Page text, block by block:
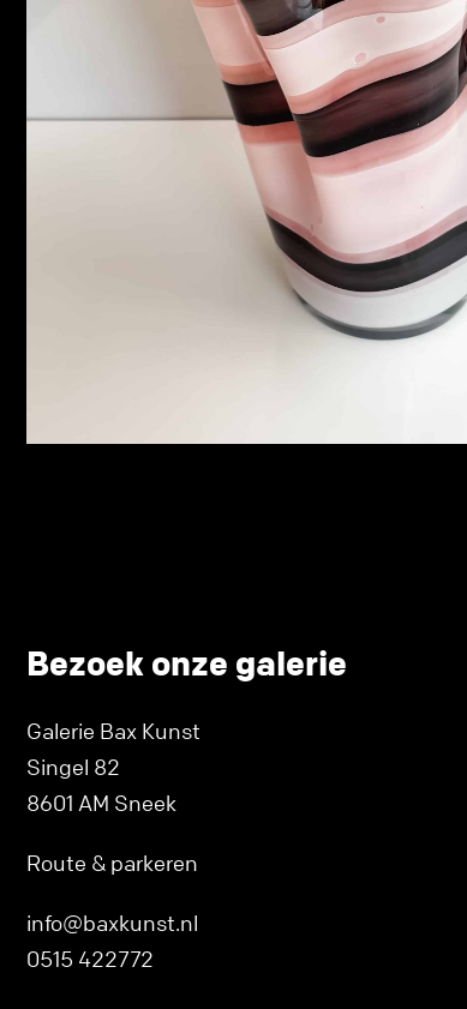
Bezoek onze galerie
Galerie Bax Kunst
Singel 82
8601 AM Sneek
Route & parkeren
info@baxkunst.nl
0515 422772